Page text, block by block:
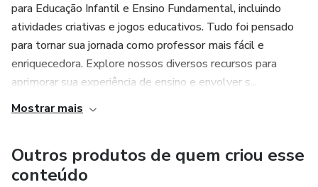
para Educação Infantil e Ensino Fundamental, incluindo
atividades criativas e jogos educativos. Tudo foi pensado
para tornar sua jornada como professor mais fácil e
enriquecedora. Explore nossos diversos recursos para
aprimorar sua experiência de ensino e envolver s...
Mostrar mais
Outros produtos de quem criou esse
conteúdo